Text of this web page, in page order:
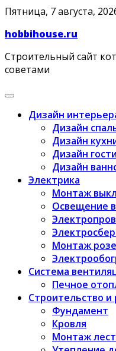
Skip
content
Пятница, 7 августа,
hobbihouse.ru
Строительный сайт
советами
Дизайн
Дизайн
Дизайн
Дизайн
Дизайн
Электрика
Монтаж
Освещение
Монтаж
Система
Печное
Строительство и
Фундамент
Кровля
Монтаж